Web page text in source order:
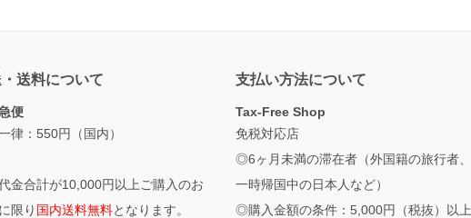
送料について
便
律：550円（国内）
金合計が10,000円以上ご購入のお
限り 国内送料無料となります。
支払い方法について
Tax-Free Shop
免税対応店
◎6ヶ月未満の滞在者（外国籍の旅行者、
一時帰国中の日本人など）
◎購入金額の条件：5,000円（税抜）以上